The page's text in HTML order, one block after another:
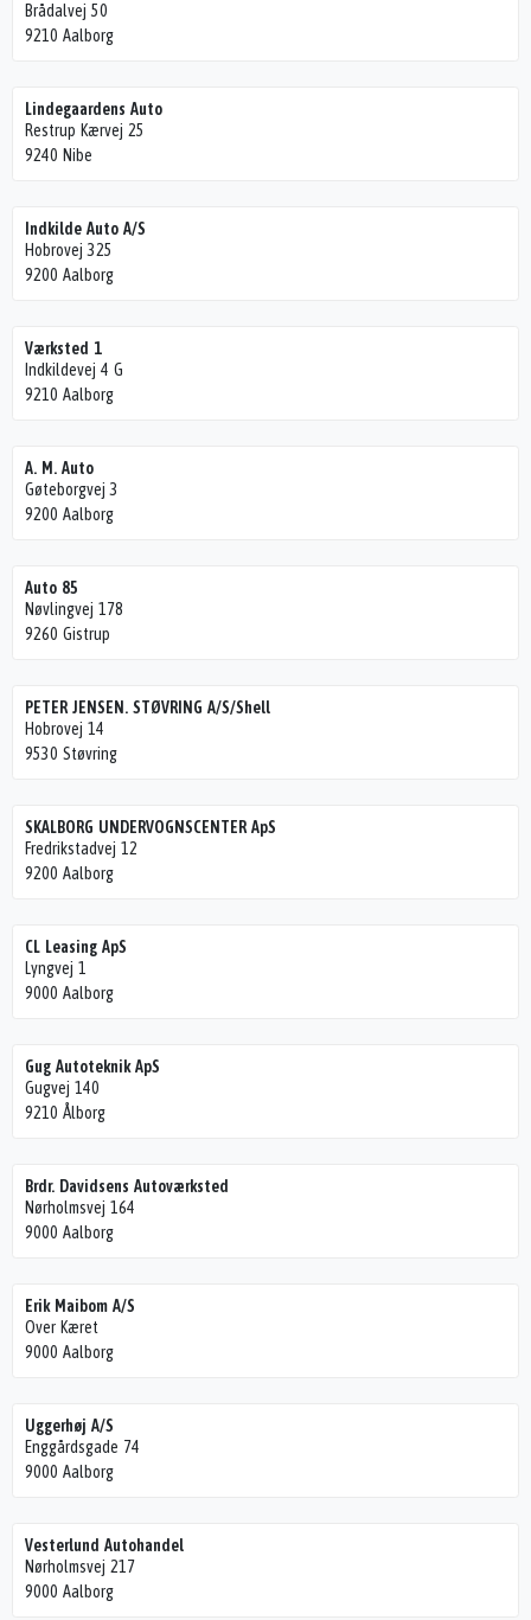
Brådalvej 50
9210 Aalborg
Lindegaardens Auto
Restrup Kærvej 25
9240 Nibe
Indkilde Auto A/S
Hobrovej 325
9200 Aalborg
Værksted 1
Indkildevej 4 G
9210 Aalborg
A. M. Auto
Gøteborgvej 3
9200 Aalborg
Auto 85
Nøvlingvej 178
9260 Gistrup
PETER JENSEN. STØVRING A/S/Shell
Hobrovej 14
9530 Støvring
SKALBORG UNDERVOGNSCENTER ApS
Fredrikstadvej 12
9200 Aalborg
CL Leasing ApS
Lyngvej 1
9000 Aalborg
Gug Autoteknik ApS
Gugvej 140
9210 Ålborg
Brdr. Davidsens Autoværksted
Nørholmsvej 164
9000 Aalborg
Erik Maibom A/S
Over Kæret
9000 Aalborg
Uggerhøj A/S
Enggårdsgade 74
9000 Aalborg
Vesterlund Autohandel
Nørholmsvej 217
9000 Aalborg